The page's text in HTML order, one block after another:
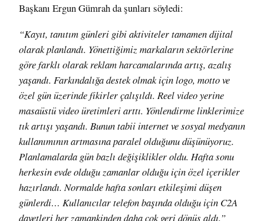
Başkanı Ergun Gümrah da şunları söyledi:
“Kayıt, tanıtım günleri gibi aktiviteler tamamen dijital
olarak planlandı. Yönettiğimiz markaların sektörlerine
göre farklı olarak reklam harcamalarında artış, azalış
yaşandı. Farkındalığa destek olmak için logo, motto ve
özel gün üzerinde fikirler çalışıldı. Reel video yerine
masaüstü video üretimleri arttı. Yönlendirme linklerimize
tık artışı yaşandı. Bunun tabii internet ve sosyal medyanın
kullanımının artmasına paralel olduğunu düşünüyoruz.
Planlamalarda gün bazlı değişiklikler oldu. Hafta sonu
herkesin evde olduğu zamanlar olduğu için özel içerikler
hazırlandı. Normalde hafta sonları etkileşimi düşen
günlerdi… Kullanıcılar telefon başında olduğu için C2A
davetleri her zamankinden daha çok geri dönüş aldı.”